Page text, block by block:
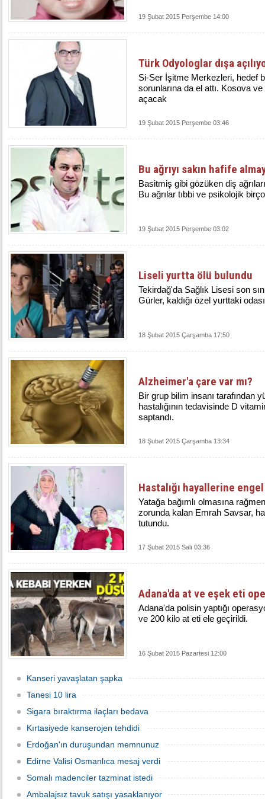
19 Şubat 2015 Perşembe 14:00
Türk Odyologlar dışa
Si-Ser İşitme Merkezleri, hedef
sorunlarına da el attı. Kosova
açacak
19 Şubat 2015 Perşembe 03:46
Bu ağrıyı sakın hafife
Basitmiş gibi gözüken diş
Bu ağrılar tıbbi ve psikolojik
19 Şubat 2015 Perşembe 03:02
Liseli yurtta ölü bulundu
Tekirdağ'da Sağlık Lisesi son
Gürler, kaldığı özel yurttaki
18 Şubat 2015 Çarşamba 17:50
Alzheimer'a çare var mı?
Bir grup bilim insanı tarafından
hastalığının tedavisinde D
saptandı.
18 Şubat 2015 Çarşamba 13:34
Hastalığı hayallerine
Yatağa bağımlı olmasına
zorunda kalan Emrah Savsar,
tutundu.
17 Şubat 2015 Salı 03:36
Adana'da at ve eşek eti
Adana'da polisin yaptığı
ve 200 kilo at eti ele geçirildi.
16 Şubat 2015 Pazartesi 12:00
Kanseri yavaşlatan şapka
Tanesi 10 lira
Sigara bıraktırma ilaçları bedava
Kırtasiyede kanserojen tehdidi
Erdoğan'ın duruşundan memnunuz
Edirne Valisi Osmanlıca mesaj verdi
Somalı madenciler tazminat istedi
Ambalajsız tavuk satışı yasaklanıyor